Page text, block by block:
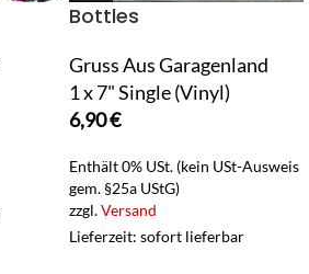
Bottles
Gruss Aus Garagenland
1 x 7" Single (Vinyl)
6,90€
Enthält 0% USt. (kein USt-Ausweis
gem. §25a UStG)
zzgl.Versand
Lieferzeit: sofort lieferbar